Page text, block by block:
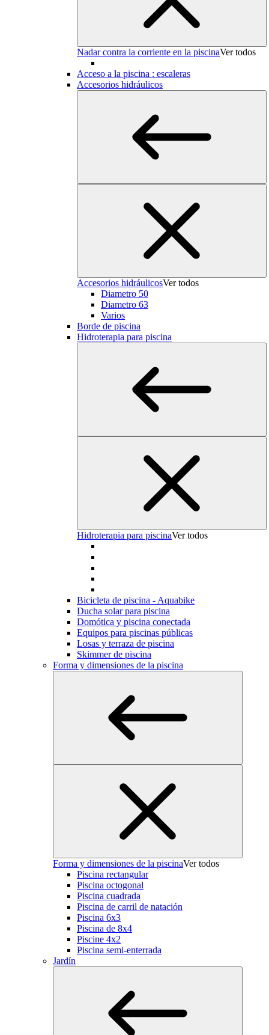
Nadar contra la corriente en la piscinaVer todos
Acceso a la piscina : escaleras
Accesorios hidráulicos
Accesorios hidráulicosVer todos
Diametro 50
Diametro 63
Varios
Borde de piscina
Hidroterapia para piscina
Hidroterapia para piscinaVer todos
Bicicleta de piscina - Aquabike
Ducha solar para piscina
Domótica y piscina conectada
Equipos para piscinas públicas
Losas y terraza de piscina
Skimmer de piscina
Forma y dimensiones de la piscina
Forma y dimensiones de la piscinaVer todos
Piscina rectangular
Piscina octogonal
Piscina cuadrada
Piscina de carril de natación
Piscina 6x3
Piscina de 8x4
Piscine 4x2
Piscina semi-enterrada
Jardín